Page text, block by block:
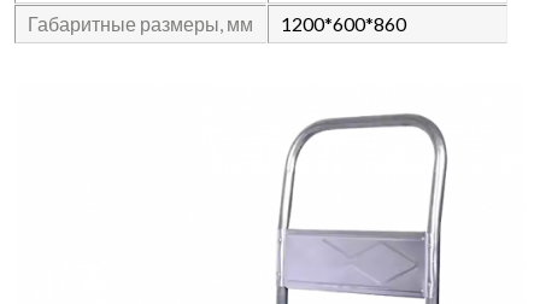
Габаритные размеры, мм
1200*600*860